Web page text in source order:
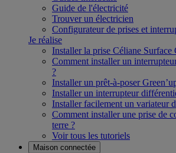
Guide de l'électricité
Trouver un électricien
Configurateur de prises et
Je réalise
Installer la prise Céliane Surface
Comment installer un
?
Installer un prêt-à-poser
Installer un interrupteur
Installer facilement un variateur
Comment installer une prise de
terre ?
Voir tous les tutoriels
Maison connectée